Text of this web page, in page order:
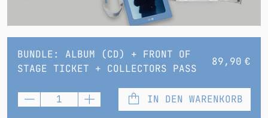
BUNDLE: ALBUM (CD) + FRONT OF
STAGE TICKET + COLLECTORS PASS
89,90 €
IN DEN WARENKORB